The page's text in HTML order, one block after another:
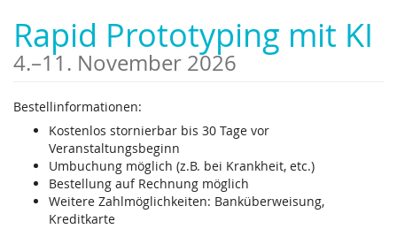
Haupt-
Inhalt
springen
Rapid Prototyping mit KI
4.–bis
11. November 2026
Bestellinformationen:
Kostenlos stornierbar bis 30 Tage vor
Veranstaltungsbeginn
Umbuchung möglich (z.B. bei Krankheit, etc.)
Bestellung auf Rechnung möglich
Weitere Zahlmöglichkeiten: Banküberweisung,
Kreditkarte